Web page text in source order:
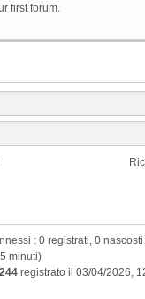
first forum.
: 0 registrati, 0
minuti)
registrato il 03/04/2026,